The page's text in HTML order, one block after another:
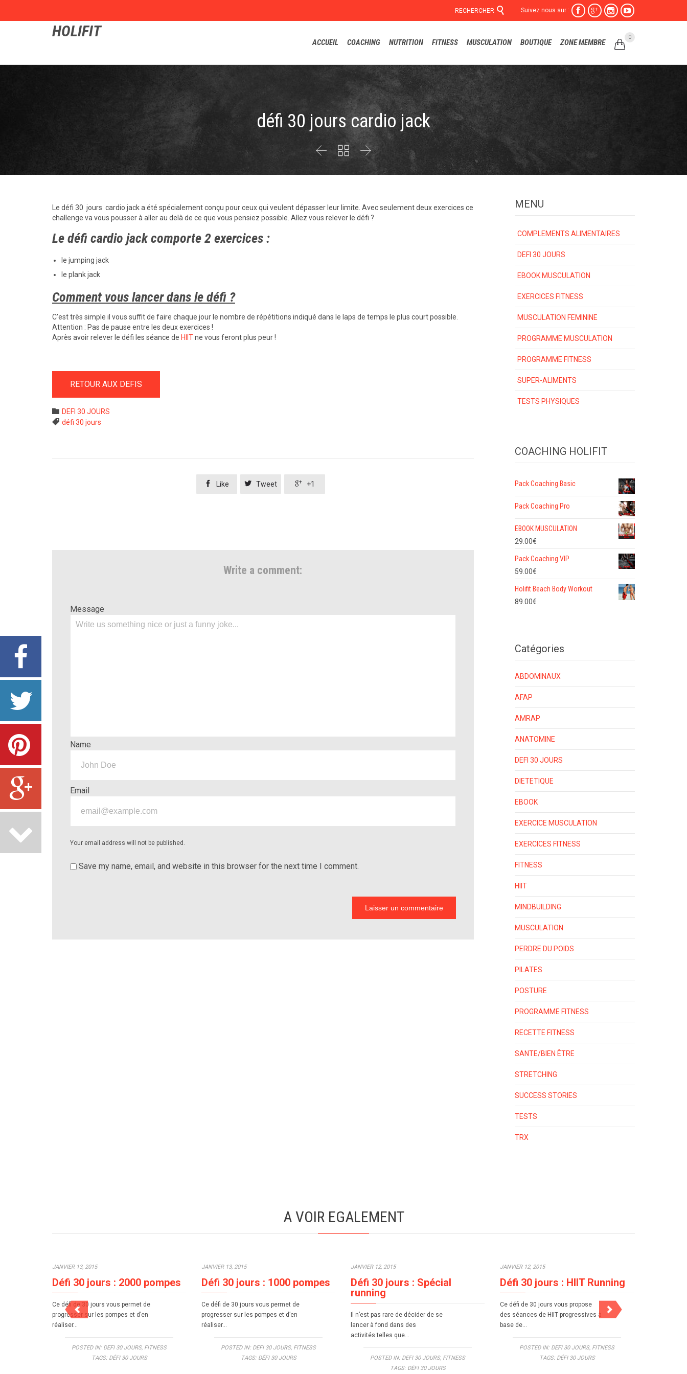
RECHERCHER  Suivez nous sur :    
HOLIFIT
to
ACCUEIL COACHING NUTRITION FITNESS MUSCULATION BOUTIQUE ZONE MEMBRE 
0
défi 30 jours cardio jack
  
Le défi 30 jours cardio jack a été spécialement conçu pour ceux qui veulent dépasser leur limite. Avec seulement deux exercices ce
challenge va vous pousser à aller au delà de ce que vous pensiez possible. Allez vous relever le défi ?
Le défi cardio jack comporte 2 exercices :
le jumping jack
le plank jack
Comment vous lancer dans le défi ?
C’est très simple il vous suffit de faire chaque jour le nombre de répétitions indiqué dans le laps de temps le plus court possible.
Attention : Pas de pause entre les deux exercices !
Après avoir relever le défi les séance de HIITne vous feront plus peur !
RETOUR AUX DEFIS
 Category
DEFI 30 JOURS
 Tags
défi 30 jours
 Like  Tweet  +1
Write a comment:
Message
Name
Email
Your email address will not be published.
Save my name, email, and website in this browser for the next time I comment.
MENU
COMPLEMENTS ALIMENTAIRES
DEFI 30 JOURS
EBOOK MUSCULATION
EXERCICES FITNESS
MUSCULATION FEMININE
PROGRAMME MUSCULATION
PROGRAMME FITNESS
SUPER-ALIMENTS
TESTS PHYSIQUES
COACHING HOLIFIT
Pack Coaching Basic
Pack Coaching Pro
EBOOK MUSCULATION
29.00€
Pack Coaching VIP
59.00€
Holifit Beach Body Workout
89.00€
Catégories
ABDOMINAUX
AFAP
AMRAP
ANATOMINE
DEFI 30 JOURS
DIETETIQUE
EBOOK
EXERCICE MUSCULATION
EXERCICES FITNESS
FITNESS
HIIT
MINDBUILDING
MUSCULATION
PERDRE DU POIDS
PILATES
POSTURE
PROGRAMME FITNESS
RECETTE FITNESS
SANTE/BIEN ÊTRE
STRETCHING
SUCCESS STORIES
TESTS
TRX
A VOIR EGALEMENT
JANVIER 13, 2015
Défi 30 jours : 2000 pompes
Ce défi de 30 jours vous permet de
progresser sur les pompes et d’en
réaliser…
POSTED IN: DEFI 30 JOURS, FITNESS
TAGS: DÉFI 30 JOURS
JANVIER 13, 2015
Défi 30 jours : 1000 pompes
Ce défi de 30 jours vous permet de
progresser sur les pompes et d’en
réaliser…
POSTED IN: DEFI 30 JOURS, FITNESS
TAGS: DÉFI 30 JOURS
JANVIER 12, 2015
Défi 30 jours : Spécial
running
Il n’est pas rare de décider de se
lancer à fond dans des
activités telles que…
POSTED IN: DEFI 30 JOURS, FITNESS
TAGS: DÉFI 30 JOURS
JANVIER 12, 2015
Défi 30 jours : HIIT Running
Ce défi de 30 jours vous propose
des séances de HIIT progressives à
base de…
POSTED IN: DEFI 30 JOURS, FITNESS
TAGS: DÉFI 30 JOURS